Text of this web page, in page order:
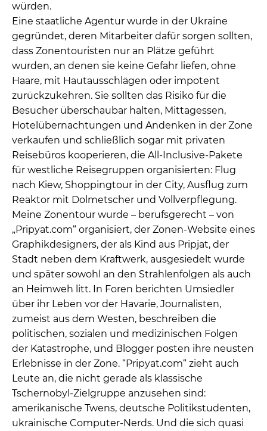
würden.
Eine staatliche Agentur wurde in der Ukraine
gegründet, deren Mitarbeiter dafür sorgen sollten,
dass Zonentouristen nur an Plätze geführt
wurden, an denen sie keine Gefahr liefen, ohne
Haare, mit Hautausschlägen oder impotent
zurückzukehren. Sie sollten das Risiko für die
Besucher überschaubar halten, Mittagessen,
Hotelübernachtungen und Andenken in der Zone
verkaufen und schließlich sogar mit privaten
Reisebüros kooperieren, die All-Inclusive-Pakete
für westliche Reisegruppen organisierten: Flug
nach Kiew, Shoppingtour in der City, Ausflug zum
Reaktor mit Dolmetscher und Vollverpflegung.
Meine Zonentour wurde – berufsgerecht – von
„Pripyat.com“ organisiert, der Zonen-Website eines
Graphikdesigners, der als Kind aus Pripjat, der
Stadt neben dem Kraftwerk, ausgesiedelt wurde
und später sowohl an den Strahlenfolgen als auch
an Heimweh litt. In Foren berichten Umsiedler
über ihr Leben vor der Havarie, Journalisten,
zumeist aus dem Westen, beschreiben die
politischen, sozialen und medizinischen Folgen
der Katastrophe, und Blogger posten ihre neusten
Erlebnisse in der Zone. “Pripyat.com“ zieht auch
Leute an, die nicht gerade als klassische
Tschernobyl-Zielgruppe anzusehen sind:
amerikanische Twens, deutsche Politikstudenten,
ukrainische Computer-Nerds. Und die sich quasi